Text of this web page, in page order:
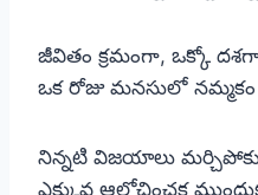
జీవితం క్రమంగా, ఒక్కో
ఒక రోజు మనసులో
నిన్నటి విజయాలు
ఎక్కువ ఆలోచించక